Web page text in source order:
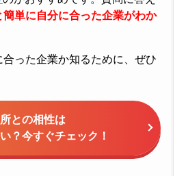
簡単に自分に合った企業がわか
った企業か知るために、ぜひ
との相性は
？今すぐチェック！